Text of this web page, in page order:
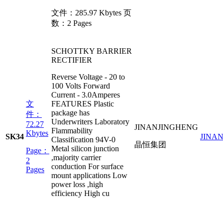
文件： 285.97 Kbytes 页
数： 2 Pages
SK34
文
件：
72.27
Kbytes
Page：
2
Pages
SCHOTTKY BARRIER
RECTIFIER
Reverse Voltage - 20 to
100 Volts Forward
Current - 3.0Amperes
FEATURES Plastic
package has
Underwriters Laboratory
Flammability
Classification 94V-0
Metal silicon junction
,majority carrier
conduction For surface
mount applications Low
power loss ,high
efficiency High cu
JINANJINGHENG
晶恒集团